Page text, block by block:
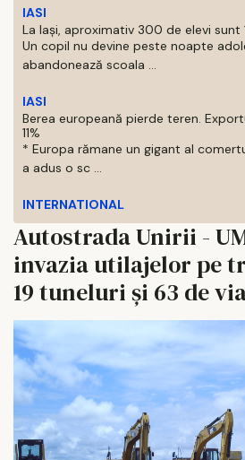
IASI
La Iași, aproximativ 300 de elevi
Un copil nu devine peste noapte
abandonează scoala ...
IASI
Berea europeană pierde teren.
11%
* Europa rămane un gigant al
a adus o sc ...
INTERNATIONAL
Autostrada Unirii -
invazia utilajelor pe
19 tuneluri și 63 de